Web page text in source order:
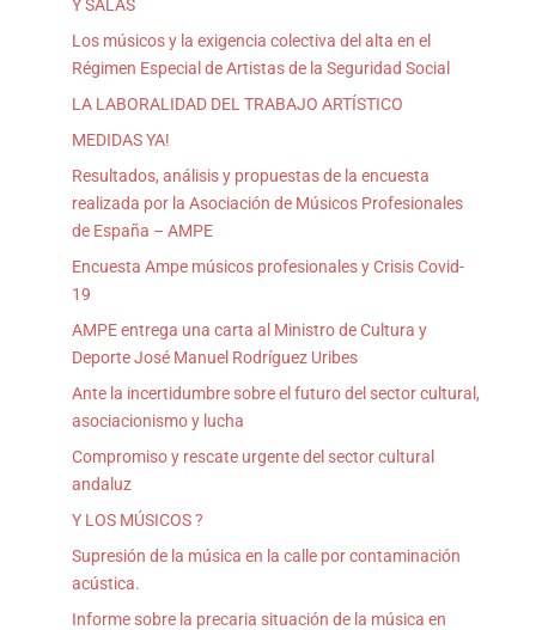
Y SALAS
Los músicos y la exigencia colectiva del alta en el
Régimen Especial de Artistas de la Seguridad Social
LA LABORALIDAD DEL TRABAJO ARTÍSTICO
MEDIDAS YA!
Resultados, análisis y propuestas de la encuesta
realizada por la Asociación de Músicos Profesionales
de España – AMPE
Encuesta Ampe músicos profesionales y Crisis Covid-
19
AMPE entrega una carta al Ministro de Cultura y
Deporte José Manuel Rodríguez Uribes
Ante la incertidumbre sobre el futuro del sector cultural,
asociacionismo y lucha
Compromiso y rescate urgente del sector cultural
andaluz
Y LOS MÚSICOS ?
Supresión de la música en la calle por contaminación
acústica.
Informe sobre la precaria situación de la música en